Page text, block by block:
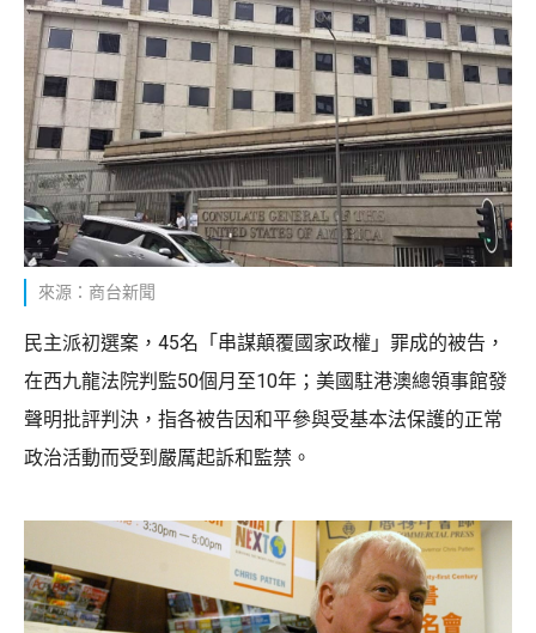
來源：商台新聞
民主派初選案，45名「串謀顛覆國家政權」罪成的被告，
在西九龍法院判監50個月至10年；美國駐港澳總領事館發
聲明批評判決，指各被告因和平參與受基本法保護的正常
政治活動而受到嚴厲起訴和監禁。